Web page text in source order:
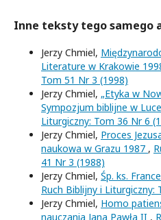
Inne teksty tego samego
Jerzy Chmiel,
Literature w Krakowie
Tom 51 Nr 3 (1998)
Jerzy Chmiel, „Etyka w
Sympozjum biblijne w
Liturgiczny: Tom 36 Nr 6
Jerzy Chmiel, Proces
naukowa w Grazu 1987 ,
41 Nr 3 (1988)
Jerzy Chmiel, Śp. ks.
Ruch Biblijny i Liturgiczny:
Jerzy Chmiel, Homo
nauczania Jana Pawła II ,